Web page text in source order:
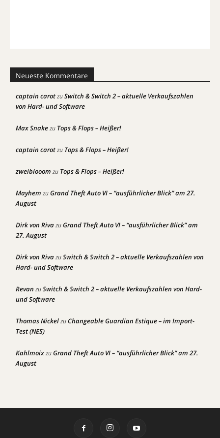
Neueste Kommentare
captain carotzuSwitch & Switch 2 – aktuelle Verkaufszahlen
von Hard- und Software
Max Snakezu Tops & Flops – Heißer!
captain carotzu Tops & Flops – Heißer!
zweiblooom zu Tops & Flops – Heißer!
Mayhem zuGrand Theft Auto VI – “ausführlicher Blick” am 27.
August
Dirk von RivazuGrand Theft Auto VI – “ausführlicher Blick” am
27. August
Dirk von RivazuSwitch & Switch 2 – aktuelle Verkaufszahlen von
Hard- und Software
Revan zuSwitch & Switch 2 – aktuelle Verkaufszahlen von Hard-
und Software
Thomas NickelzuChangeable Guardian Estique – im Import-
Test (NES)
KahlmoixzuGrand Theft Auto VI – “ausführlicher Blick” am 27.
August